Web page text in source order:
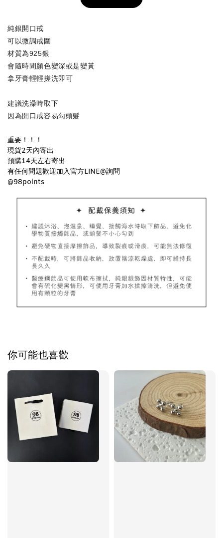
飾品收納盒加價購
質感飾品收納盒
+
加入購物車
飾品禮物盒加價購
飾品禮物盒
NT$ 98
-
純銀開口戒
可以微調戒圍
材質為925銀
會隨時間顏色變深或是變黃
拿牙膏輕輕搓洗即可
建議洗澡時取下
因為開口戒容易勾頭髮
重要！ ！ ！
現貨2天內寄出
預購14天左右寄出
有任何問題歡迎加入官方LINE@詢問
@98points
你可能也喜歡